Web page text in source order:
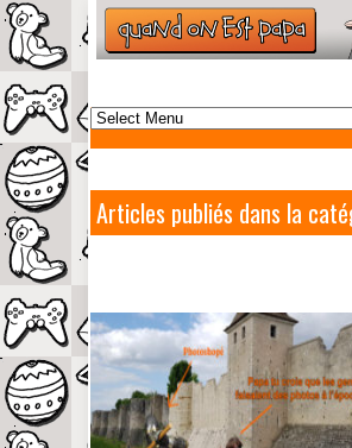
Articles publiés dans la
Moyen âge "